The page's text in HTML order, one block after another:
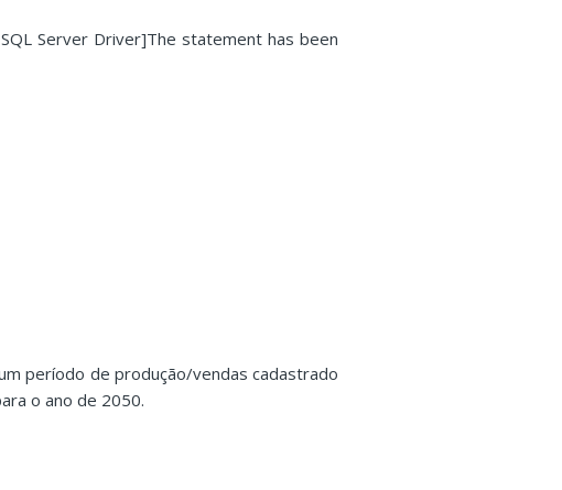
Server Driver]The statement has been
período de produção/vendas cadastrado
o ano de 2050.